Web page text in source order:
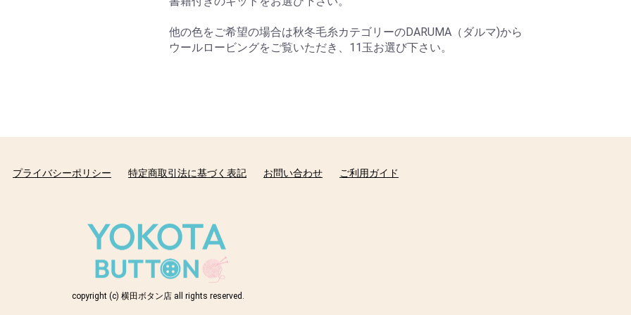
他の色をご希望の場合は秋冬毛糸カテゴリーのDARUMA（ダルマ)から
ウールロービングをご覧いただき、11玉お選び下さい。
プライバシーポリシー 特定商取引法に基づく表記 お問い合わせ ご利用ガイド
copyright (c) 横田ボタン店 all rights reserved.